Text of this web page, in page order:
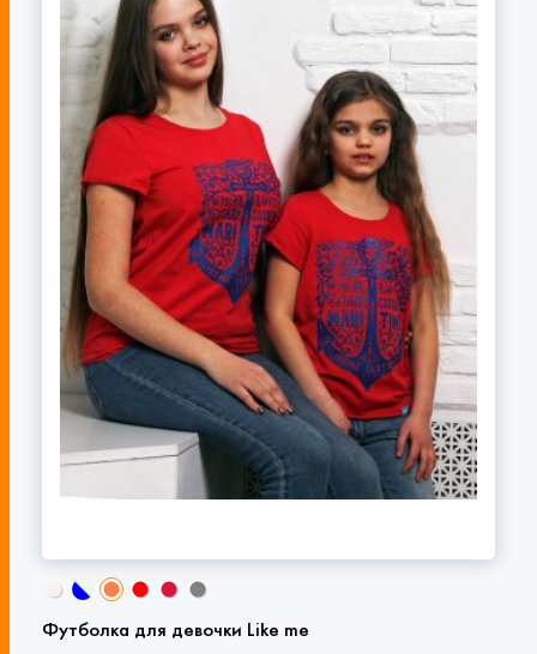
Футболка для девочки Like me